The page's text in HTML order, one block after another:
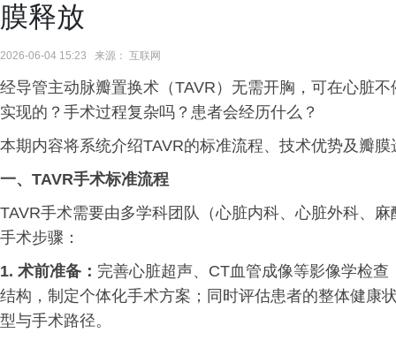
膜释放
2026-06-04 15:23 来源： 互联网
经导管主动脉瓣置换术（TAVR）无需开胸，可在心脏
实现的？手术过程复杂吗？患者会经历什么？
本期内容将系统介绍TAVR的标准流程、技术优势及瓣膜
一、 TAVR手术标准流程
TAVR手术需要由多学科团队（心脏内科、心脏外科、
手术步骤：
1. 术前准备： 完善心脏超声、CT血管成像等影像学检
结构，制定个体化手术方案；同时评估患者的整体健康
型与手术路径。